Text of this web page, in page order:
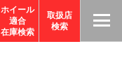
ホイール
適合
在庫検索
取扱店
検索
T